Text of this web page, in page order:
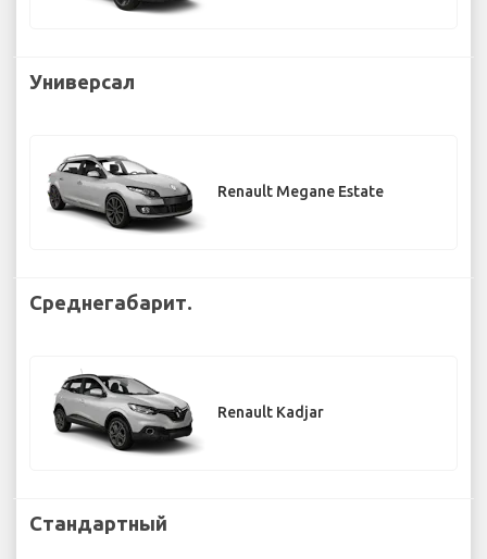
Универсал
Renault Megane Estate
Среднегабарит.
Renault Kadjar
Стандартный